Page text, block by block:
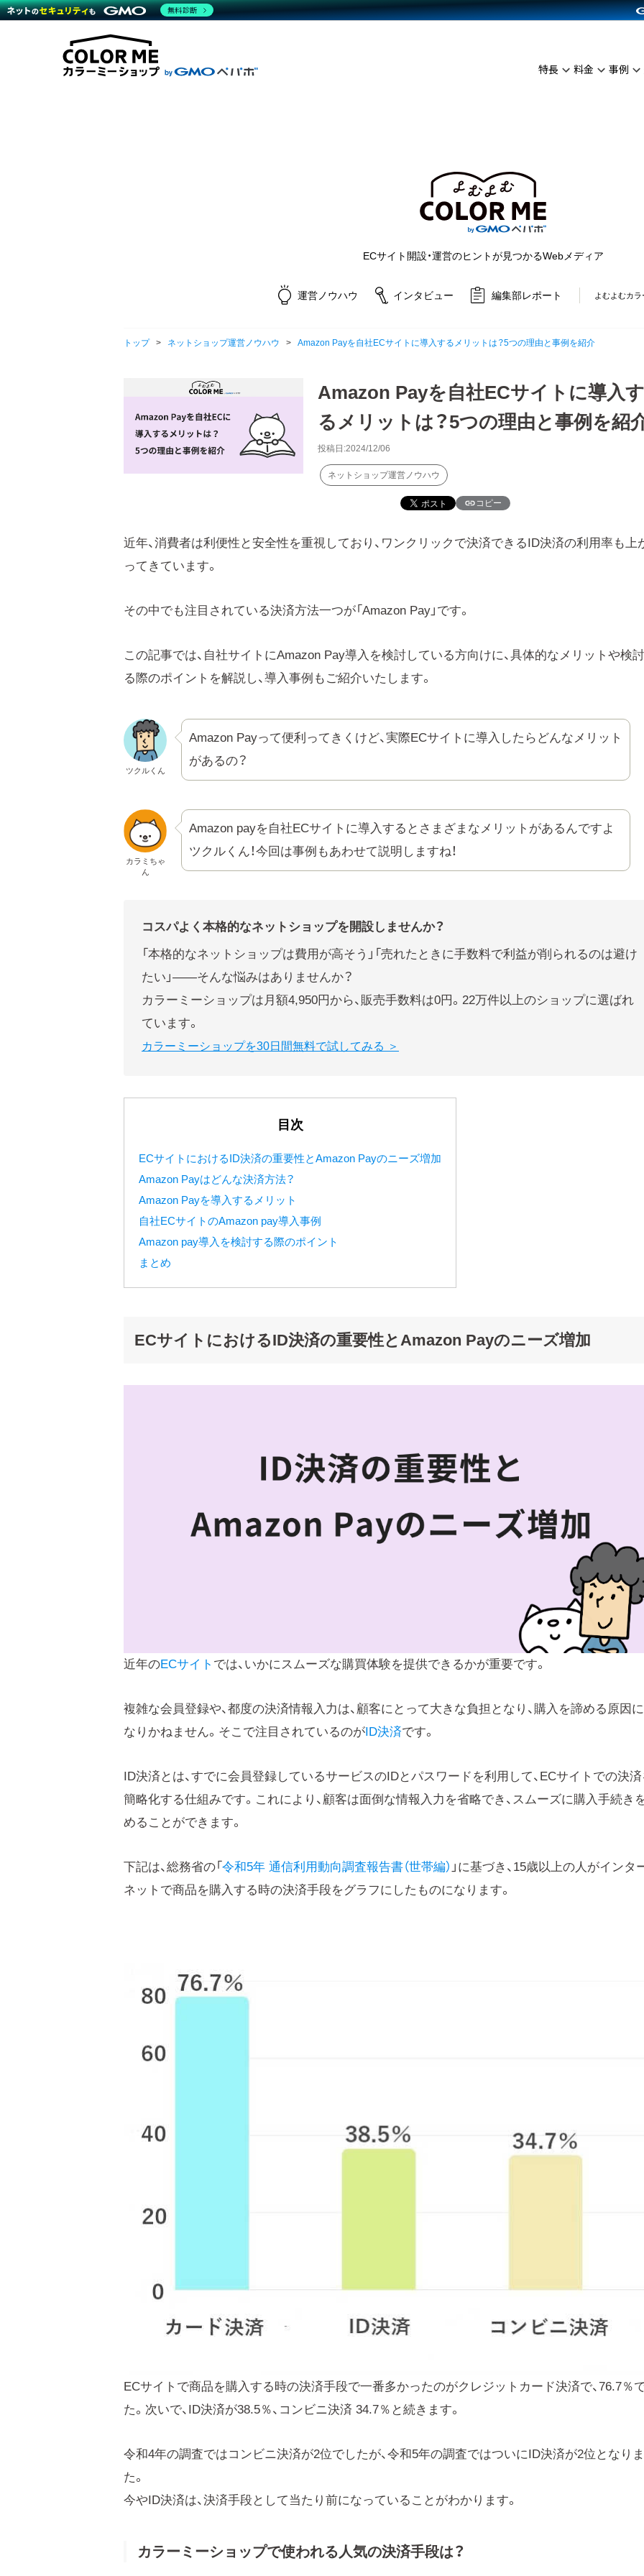
特長 料金 事例
商材一覧を見る
機能一覧を見る
料金
プラン・料金一覧を見る
料金シミュレーション
事例
運営サポート
サポート一覧を見る
ECサイト開設・運営のヒントが見つかるWebメディア
運営ノウハウ インタビュー 編集部レポート よむよむカラ
トップ > ネットショップ運営ノウハウ > Amazon Payを自社ECサイトに導入するメリットは？5つの理由と事例を紹介
Amazon Payを自社ECサイトに導入す
るメリットは？5つの理由と事例を紹
投稿日:2024/12/06
ネットショップ運営ノウハウ
コピー
近年、消費者は利便性と安全性を重視しており、ワンクリックで決済できるID決済の利用率も上
ってきています。
その中でも注目されている決済方法一つが「Amazon Pay」です。
この記事では、自社サイトにAmazon Pay導入を検討している方向けに、具体的なメリットや検
る際のポイントを解説し、導入事例もご紹介いたします。
ツクルくん
Amazon Payって便利ってきくけど、実際ECサイトに導入したらどんなメリット
があるの？
カラミちゃ
ん
Amazon payを自社ECサイトに導入するとさまざまなメリットがあるんですよ
ツクルくん！今回は事例もあわせて説明しますね！
コスパよく本格的なネットショップを開設しませんか？
「本格的なネットショップは費用が高そう」「売れたときに手数料で利益が削られるのは避け
たい」——そんな悩みはありませんか？
カラーミーショップは月額4,950円から、販売手数料は0円。22万件以上のショップに選ばれ
ています。
カラーミーショップを30日間無料で試してみる ＞
目次
ECサイトにおけるID決済の重要性とAmazon Payのニーズ増加
Amazon Payはどんな決済方法？
Amazon Payを導入するメリット
自社ECサイトのAmazon pay導入事例
Amazon pay導入を検討する際のポイント
まとめ
ECサイトにおけるID決済の重要性とAmazon Payのニーズ増加
近年のECサイト では、いかにスムーズな購買体験を提供できるかが重要です。
複雑な会員登録や、都度の決済情報入力は、顧客にとって大きな負担となり、購入を諦める原因
なりかねません。そこで注目されているのがID決済です。
ID決済とは、すでに会員登録しているサービスのIDとパスワードを利用して、ECサイトでの決済
簡略化する仕組みです。これにより、顧客は面倒な情報入力を省略でき、スムーズに購入手続き
めることができます。
下記は、総務省の「 令和5年 通信利用動向調査報告書（世帯編） 」に基づき、15歳以上の人がインタ
ネットで商品を購入する時の決済手段をグラフにしたものになります。
ECサイトで商品を購入する時の決済手段で一番多かったのがクレジットカード決済で、76.7％
た。次いで、ID決済が38.5％、コンビニ決済 34.7％と続きます。
令和4年の調査ではコンビニ決済が2位でしたが、令和5年の調査ではついにID決済が2位となり
た。
今やID決済は、決済手段として当たり前になっていることがわかります。
カラーミーショップで使われる人気の決済手段は？
無料診断